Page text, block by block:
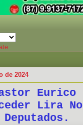
de 2024
Eurico
Lira No
Deputados.